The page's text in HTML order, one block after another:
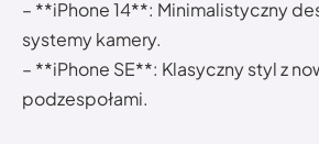
– **iPhone 14**: Minimalistyczny
systemy kamery.
– **iPhone SE**: Klasyczny styl z
podzespołami.